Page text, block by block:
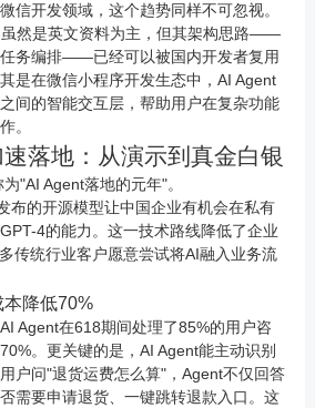
信开发领域，这个趋势同样不可忽视。
然是英文资料为主，但其架构思路——
务编排——已经可以被国内开发者复用
是在微信小程序开发生态中，AI Agent
之间的智能交互层，帮助用户在复杂功能
。
落地：从演示到真金白银
"AI Agent落地的元年"。
布的开源模型让中国企业有机会在私有
4的能力。这一技术路线降低了企业
传统行业客户愿意尝试将AI融入业务流
降低70%
Agent在618期间处理了85%的用户咨
。更关键的是，AI Agent能主动识别
户问"退货运费怎么算"，Agent不仅回答
需要申请退货、一键跳转退款入口。这